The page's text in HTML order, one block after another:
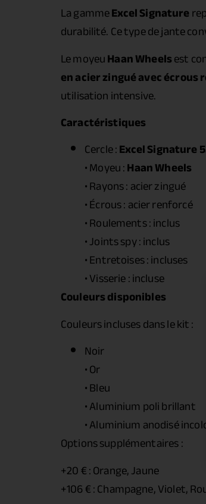
La gammeExcel Signature
durabilité. Ce type de jante
Le moyeuHaan Wheelsest
en acier zingué avec écrous
utilisation intensive.
Caractéristiques
Cercle :Excel Signature
• Moyeu :Haan Wheels
• Rayons : acier zingué
• Écrous : acier renforcé
• Roulements : inclus
• Joints spy : inclus
• Entretoises : incluses
• Visserie : incluse
Couleurs disponibles
Couleurs incluses dans le kit :
Noir
• Or
• Bleu
• Aluminium poli brillant
• Aluminium anodisé
Options supplémentaires :
+20 € : Orange, Jaune
+106 € : Champagne, Violet,